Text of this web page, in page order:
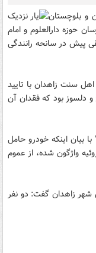
و بلوچستان
حوزه دارالعلوم و امام
پیش در سانحه رانندگی
سنت زاهدان با تایید
دلسوز بود که فقدان آن
بیان اینکه خودرو حامل
واژگون شده، از عموم
شهر زاهدان گفت: دو نفر